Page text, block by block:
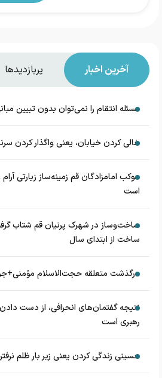
آخرین اخبار پربازدیدها
مسئله انتقام را نمی‌توان بدون تبیین
خالی کردن خیابان، یعنی واگذار کردن
موکب امامزادگان قم زمینه‌ساز زیارتی
است
ساخت‌وساز در شهرک پرنیان قم شتاب
ساخت از ابتدای سال
درگذشت متعلقه حجت‌الاسلام
نتیجه گفتمان‌های انحرافی، از دست
رهبری است
حسینی زندگی کردن یعنی زیر بار ظلم